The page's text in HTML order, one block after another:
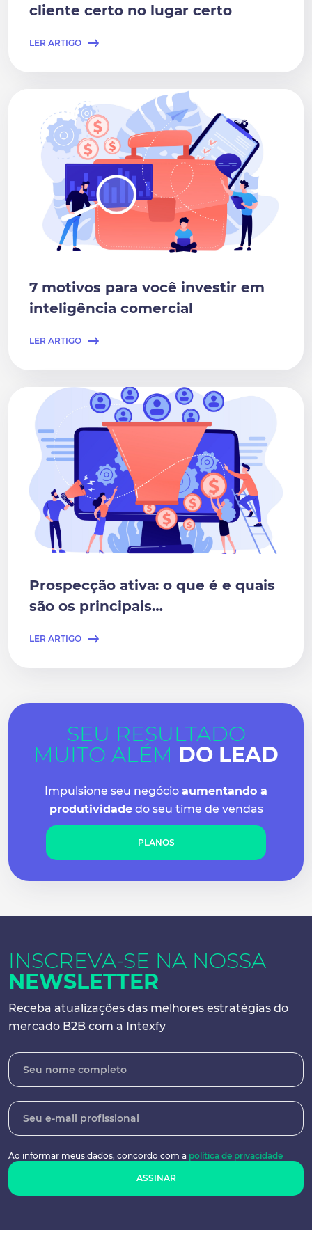
cliente certo no lugar certo
LER ARTIGO
7 motivos para você investir em
inteligência comercial
LER ARTIGO
Prospecção ativa: o que é e quais
são os principais…
LER ARTIGO
SEU RESULTADO
MUITO ALÉM DO LEAD
Impulsione seu negócio aumentando a
produtividadedo seu time de vendas
PLANOS
INSCREVA-SE NA NOSSA
NEWSLETTER
Receba atualizações das melhores estratégias do
mercado B2B com a Intexfy
Ao informar meus dados, concordo com a política de privacidade
ASSINAR